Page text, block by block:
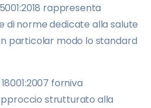
rappresenta
di norme dedicate alla salute
particolar modo lo standard
forniva
strutturato alla